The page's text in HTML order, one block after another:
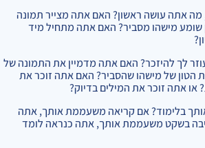
אתה עושה ראשון? האם אתה מצייר תמונה
מישהו מסביר? האם אתה מתחיל מיד
לך להיזכר? האם אתה מדמיין את התמונה של
הטון של מישהו שהסביר? האם אתה זוכר את
אתה זוכר את המילים בדיוק?
בלימוד? אם קריאה משעממת אותך, אתה
בשקט משעממת אותך, אתה כנראה לומד